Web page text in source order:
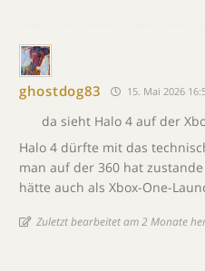
ghostdog83 15. Mai 2026
da sieht Halo 4 auf der
Halo 4 dürfte mit das
man auf der 360 hat
hätte auch als Xbox-One-
Zuletzt bearbeitet am 2 Monate